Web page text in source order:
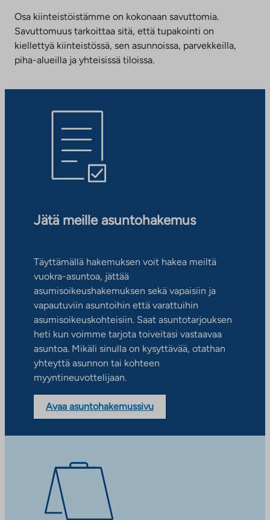
Osa kiinteistöistämme on kokonaan savuttomia.
Savuttomuus tarkoittaa sitä, että tupakointi on
kiellettyä kiinteistössä, sen asunnoissa, parvekkeilla,
piha-alueilla ja yhteisissä tiloissa.
Jätä meille asuntohakemus
Täyttämällä hakemuksen voit hakea meiltä
vuokra-asuntoa, jättää
asumisoikeushakemuksen sekä vapaisiin ja
vapautuviin asuntoihin että varattuihin
asumisoikeuskohteisiin. Saat asuntotarjouksen
heti kun voimme tarjota toiveitasi vastaavaa
asuntoa. Mikäli sinulla on kysyttävää, otathan
yhteyttä asunnon tai kohteen
myyntineuvottelijaan.
Avaa asuntohakemussivu